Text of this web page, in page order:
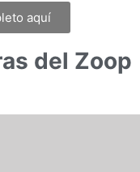
aquí
del Zoop